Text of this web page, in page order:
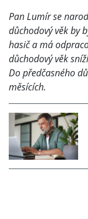
Pan Lumír se
důchodový věk by
hasič a má
důchodový věk
Do předčasného
měsících.